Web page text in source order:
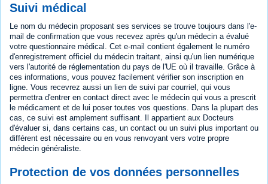
Suivi médical
Le nom du médecin proposant ses services se trouve toujours dans l'e-
mail de confirmation que vous recevez après qu'un médecin a évalué
votre questionnaire médical. Cet e-mail contient également le numéro
d'enregistrement officiel du médecin traitant, ainsi qu'un lien numérique
vers l'autorité de réglementation du pays de l'UE où il travaille. Grâce à
ces informations, vous pouvez facilement vérifier son inscription en
ligne. Vous recevrez aussi un lien de suivi par courriel, qui vous
permettra d'entrer en contact direct avec le médecin qui vous a prescrit
le médicament et de lui poser toutes vos questions. Dans la plupart des
cas, ce suivi est amplement suffisant. Il appartient aux Docteurs
d'évaluer si, dans certains cas, un contact ou un suivi plus important ou
différent est nécessaire ou en vous renvoyant vers votre propre
médecin généraliste.
Protection de vos données personnelles